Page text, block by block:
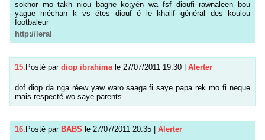
sokhor mo takh niou bagne ko;yén wa fsf dioufi rawnaleen bou
yague méchan k vs étes diouf é le khalif général des koulou
footbaleur
http://leral
15.Posté par diop ibrahima le 27/07/2011 19:30 | Alerter
dof diop da nga réew yaw waro saaga.fi saye papa rek mo fi neque
mais respecté wo saye parents.
16. Posté par BABS le 27/07/2011 20:35 Alerter